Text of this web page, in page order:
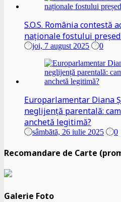
S.O.S. România contestă
naționale fostului
joi, 7 august 2025 0
Europarlamentar Diana
neglijență parentală:
anchetă legitimă?
sâmbătă, 26 iulie 2025 0
Recomandare de Carte
Galerie Foto